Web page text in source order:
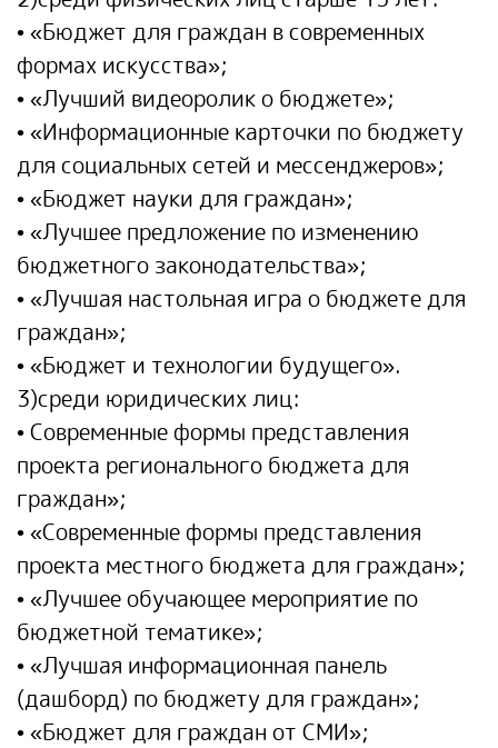
• «Бюджет для граждан в современных
формах искусства»;
• «Лучший видеоролик о бюджете»;
• «Информационные карточки по бюджету
для социальных сетей и мессенджеров»;
• «Бюджет науки для граждан»;
• «Лучшее предложение по изменению
бюджетного законодательства»;
• «Лучшая настольная игра о бюджете для
граждан»;
• «Бюджет и технологии будущего».
3)среди юридических лиц:
• Современные формы представления
проекта регионального бюджета для
граждан»;
• «Современные формы представления
проекта местного бюджета для граждан»;
• «Лучшее обучающее мероприятие по
бюджетной тематике»;
• «Лучшая информационная панель
(дашборд) по бюджету для граждан»;
• «Бюджет для граждан от СМИ»;